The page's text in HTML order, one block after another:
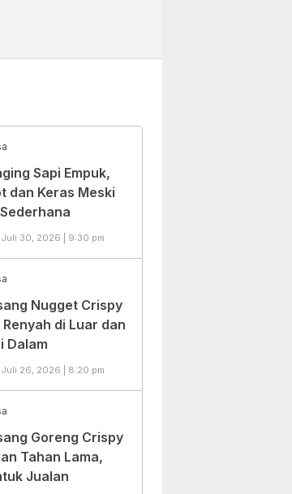
Sapi Empuk,
dan Keras Meski
Juli 30, 2026 | 9:30 pm
Nugget Crispy
di Luar dan
Dalam
Juli 26, 2026 | 8:20 pm
Goreng Crispy
Tahan Lama,
Jualan